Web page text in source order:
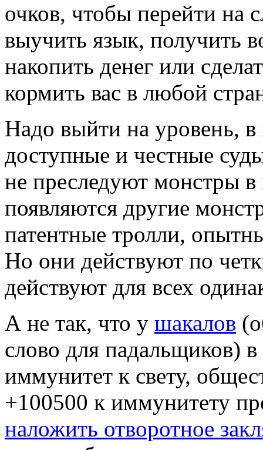
очков, чтобы перейти на
выучить язык, получить
накопить денег или
кормить вас в любой
Надо выйти на уровень, в
доступные и честные
не преследуют монстры
появляются другие
патентные тролли,
Но они действуют по
действуют для всех
А не так, что у шакалов
слово для падальщиков)
иммунитет к свету,
+100500 к иммунитету
наложить отворотное